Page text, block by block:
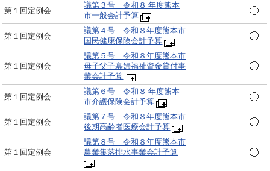
第１回定例会
議第３号 令和８ 年度熊本
市一般会計予算
第１回定例会
議第４号 令和８年度熊本市
国民健康保険会計予算
第１回定例会
議第５号 令和８年度熊本市
母子父子寡婦福祉資金貸付事
業会計予算
第１回定例会
議第６号 令和８ 年度熊本
市介護保険会計予算
第１回定例会
議第７号 令和８年度熊本市
後期高齢者医療会計予算
第１回定例会
議第８号 令和８年度熊本市
農業集落排水事業会計予算